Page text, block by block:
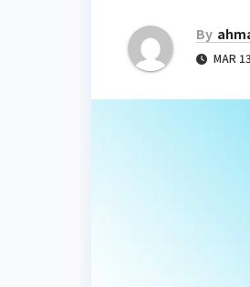
By
MAR